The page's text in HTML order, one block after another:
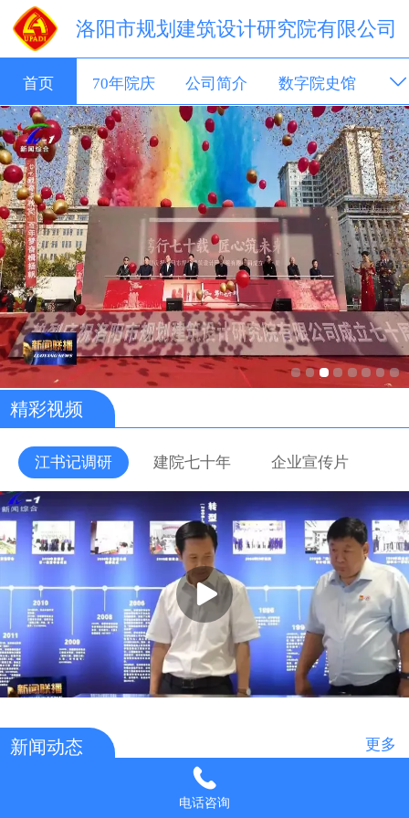
洛阳市规划建筑设计研究院有限公司
首页 70年院庆 公司简介 数字院史馆
新闻动态 成果展示 招聘信息 科技转移
精彩视频
江书记调研 建院七十年 企业宣传片
新闻动态 更多
电话咨询